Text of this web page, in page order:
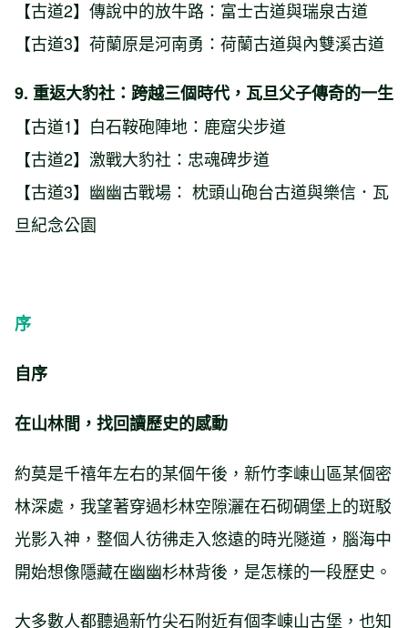
【古道2】傳說中的放牛路：富士古道與瑞泉古道
【古道3】荷蘭原是河南勇：荷蘭古道與內雙溪古道
9. 重返大豹社：跨越三個時代，瓦旦父子傳奇的一生
【古道1】白石鞍砲陣地：鹿窟尖步道
【古道2】激戰大豹社：忠魂碑步道
【古道3】幽幽古戰場： 枕頭山砲台古道與樂信．瓦
旦紀念公園
序
自序
在山林間，找回讀歷史的感動
約莫是千禧年左右的某個午後，新竹李崠山區某個密
林深處，我望著穿過杉林空隙灑在石砌碉堡上的斑駁
光影入神，整個人彷彿走入悠遠的時光隧道，腦海中
開始想像隱藏在幽幽杉林背後，是怎樣的一段歷史。
大多數人都聽過新竹尖石附近有個李崠山古堡，也知